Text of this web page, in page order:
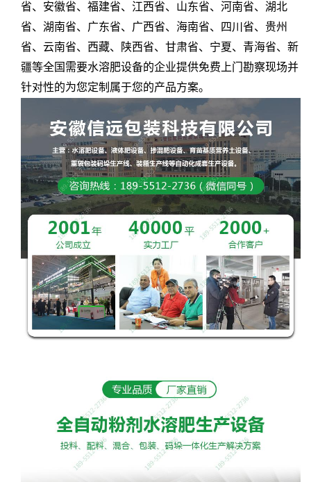
省、 安徽省、福建省、江西省、 山东省、河南省、湖北
省、湖南省、广东省、广西省、海南省、四川省、贵州
省、 云南省、 西藏、陕西省、甘肃省、宁夏、青海省、新
疆等全国 需要水溶肥设备的企业提供免费上门勘察现场并
针对性的为您定制属于您的产品方案。